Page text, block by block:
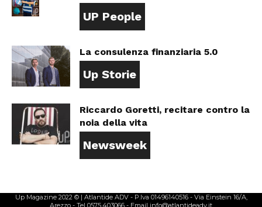
UP People
La consulenza finanziaria 5.0
Up Storie
Riccardo Goretti, recitare contro la
noia della vita
Newsweek
Up Magazine 2022 © | Atlantide ADV - P.Iva 01496140516 - Via Einstein 16/A,
Arezzo - Tel 0575.403066 - Email info@atlantideadv.it